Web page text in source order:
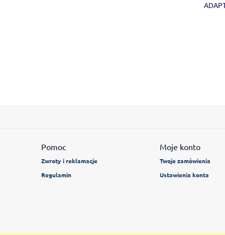
Pomoc
Zwroty i reklamacje
Regulamin
Moje konto
Twoje zamówienia
Ustawienia konta